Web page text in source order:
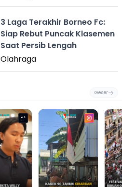
3 Laga Terakhir Borneo Fc:
Siap Rebut Puncak Klasemen
Saat Persib Lengah
Olahraga
Geser